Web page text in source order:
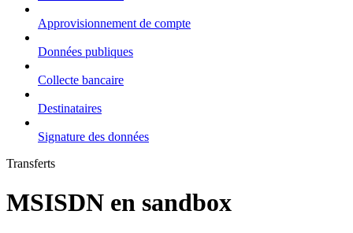
Approvisionnement de compte
Données publiques
Collecte bancaire
Destinataires
Signature des données
Transferts
MSISDN en sandbox